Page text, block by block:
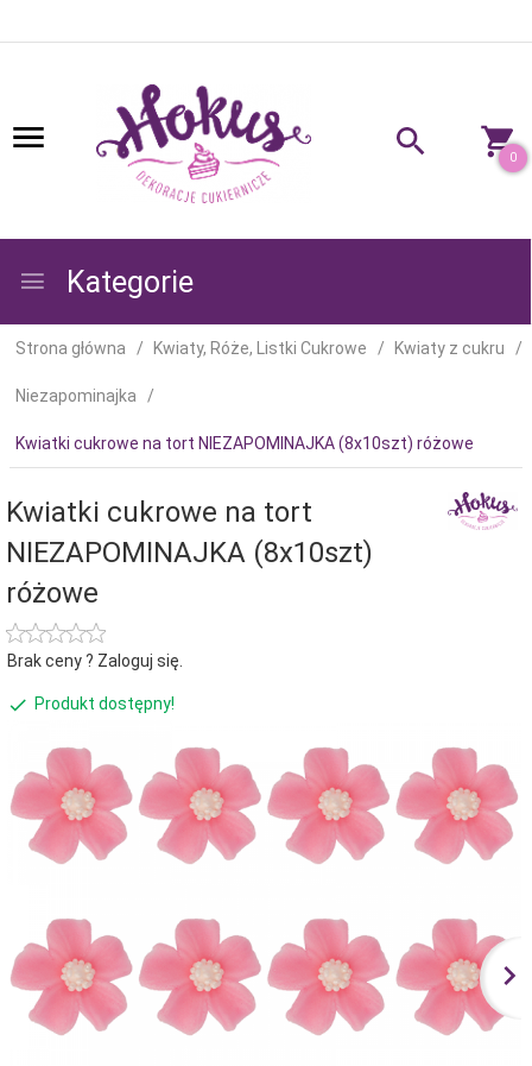
0
Kategorie
Strona główna Kwiaty, Róże, Listki Cukrowe Kwiaty z cukru
Niezapominajka
Kwiatki cukrowe na tort NIEZAPOMINAJKA (8x10szt) różowe
Kwiatki cukrowe na tort
NIEZAPOMINAJKA (8x10szt)
różowe
Brak ceny ? Zaloguj się.
Produkt dostępny!